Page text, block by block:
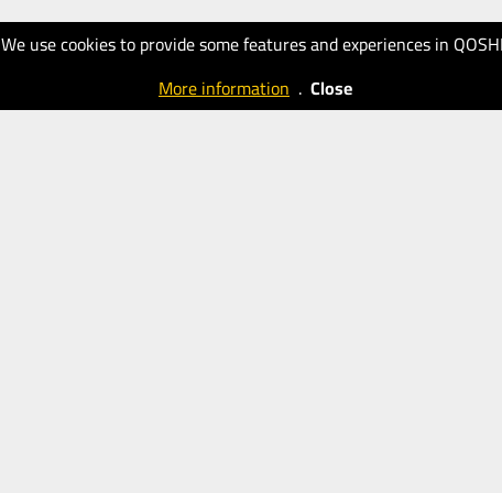
We use cookies to provide some features and experiences in
More information . Close